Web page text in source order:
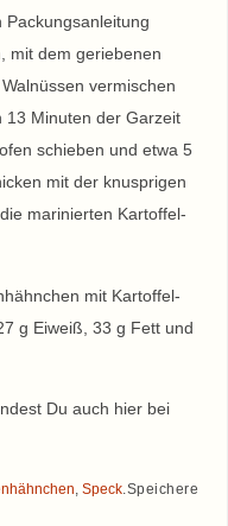
mit dem geriebenen
vermischen
13 Minuten der Garzeit
schieben und etwa 5
mit der knusprigen
marinierten Kartoffel-
mit Kartoffel-
g Eiweiß, 33 g Fett und
Du auch hier bei
, Speck.Speichere